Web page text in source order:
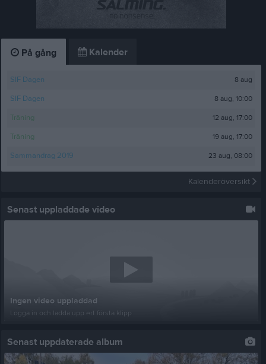
På gång Kalender
SIF Dagen 8 aug
SIF Dagen 8 aug, 10:00
Träning 12 aug, 17:00
Träning 19 aug, 17:00
Sammandrag 2019 23 aug, 08:00
Kalenderöversikt
Senast uppladdade video
Ingen video uppladdad
Logga in och ladda upp ert första klipp
Senast uppdaterade album